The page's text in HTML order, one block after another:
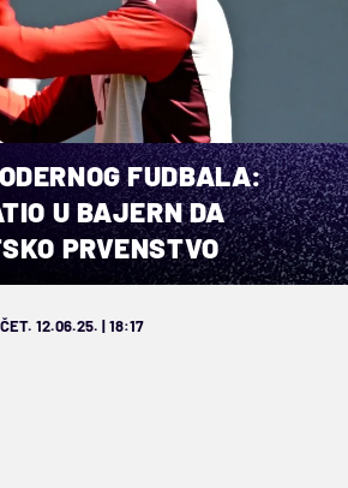
FUDBALA:
U BAJERN DA
PRVENSTVO
12.06.25. | 18:17